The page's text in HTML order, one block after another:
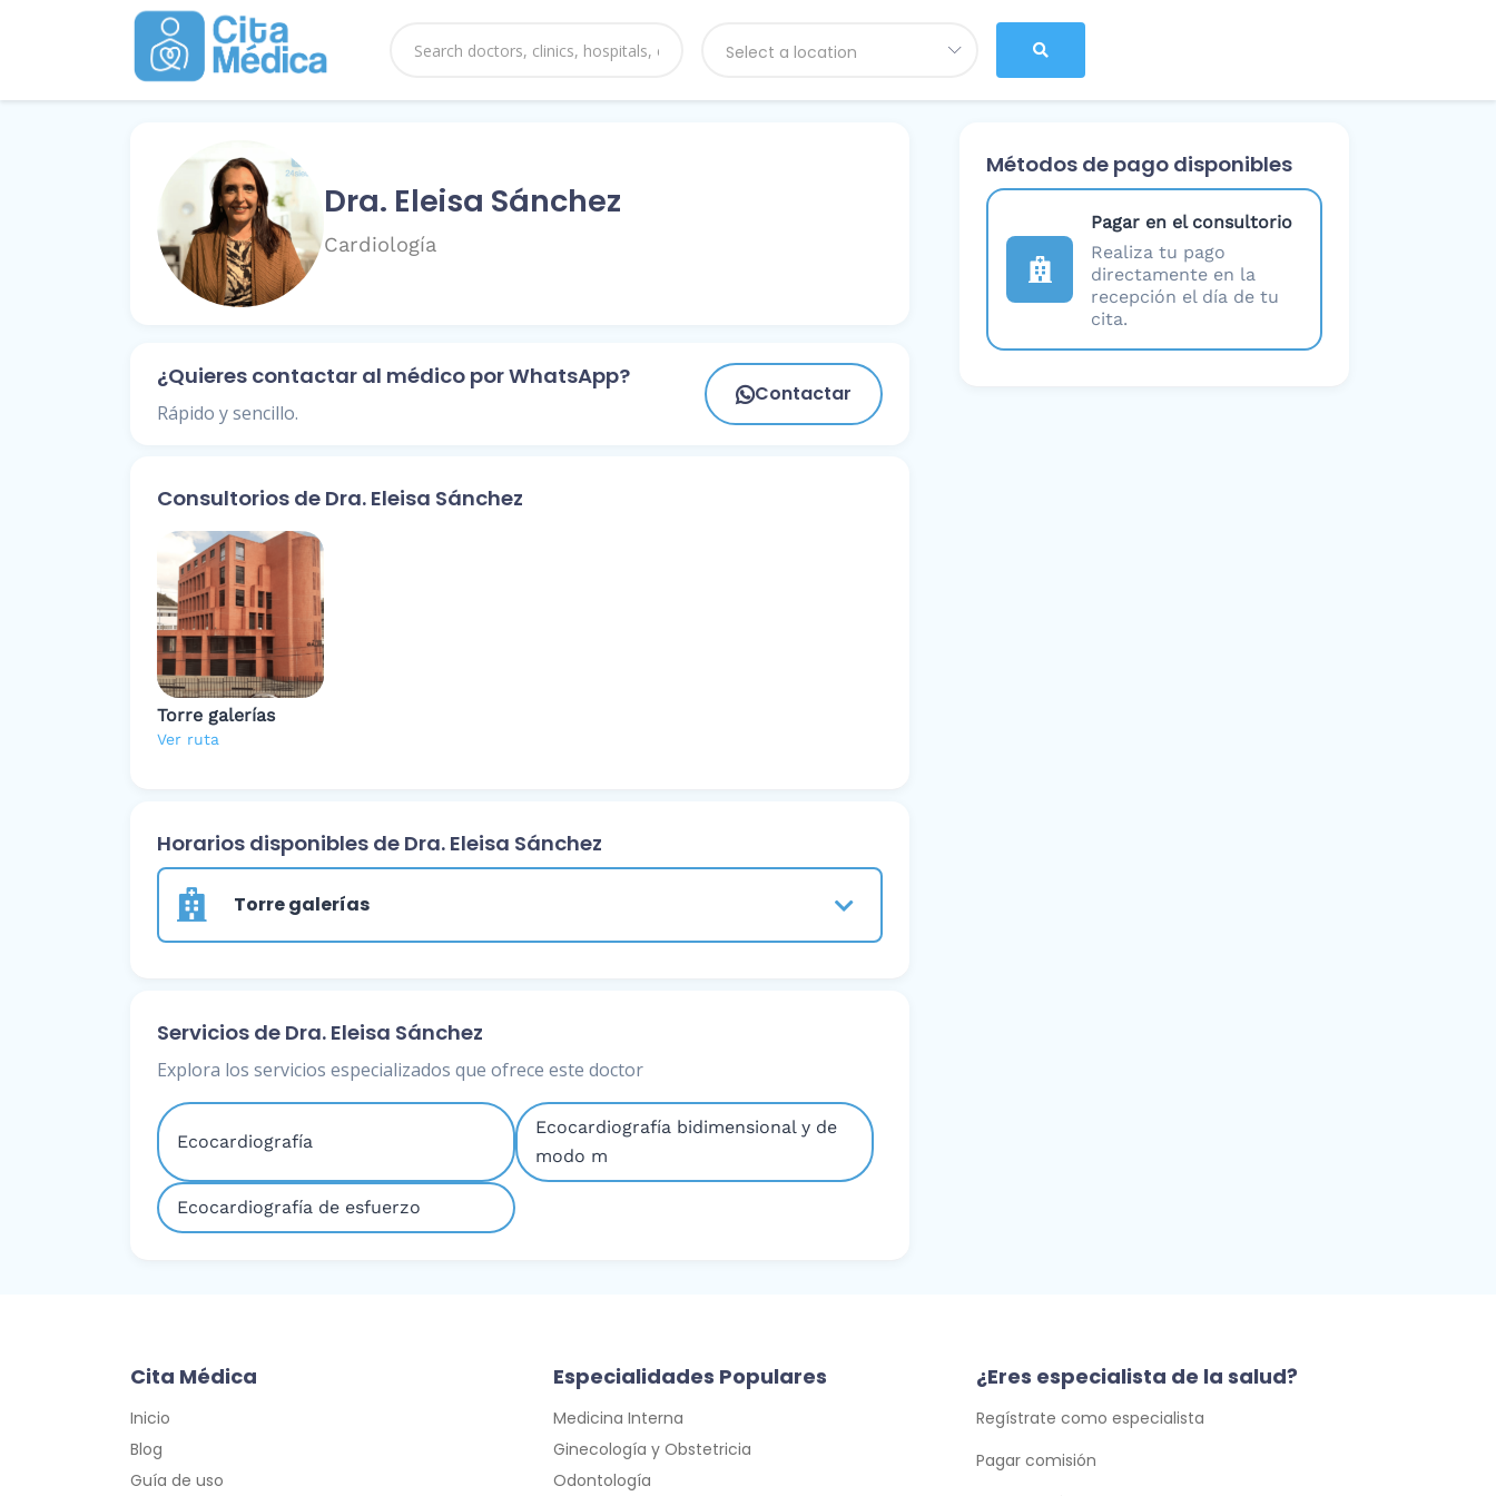
Select a location
Dra. Eleisa Sánchez
Cardiología
¿Quieres contactar al médico por WhatsApp?
Rápido y sencillo.
Contactar
Consultorios de Dra. Eleisa Sánchez
Torre galerías
Ver ruta
Horarios disponibles de Dra. Eleisa Sánchez
Torre galerías
Servicios de Dra. Eleisa Sánchez
Explora los servicios especializados que ofrece este doctor
Ecocardiografía
Ecocardiografía bidimensional y de
modo m
Ecocardiografía de esfuerzo
Métodos de pago disponibles
Pagar en el consultorio
Realiza tu pago
directamente en la
recepción el día de tu
cita.
Cita Médica
Inicio
Blog
Guía de uso
Especialidades Populares
Medicina Interna
Ginecología y Obstetricia
Odontología
¿Eres especialista de la salud?
Regístrate como especialista
Pagar comisión